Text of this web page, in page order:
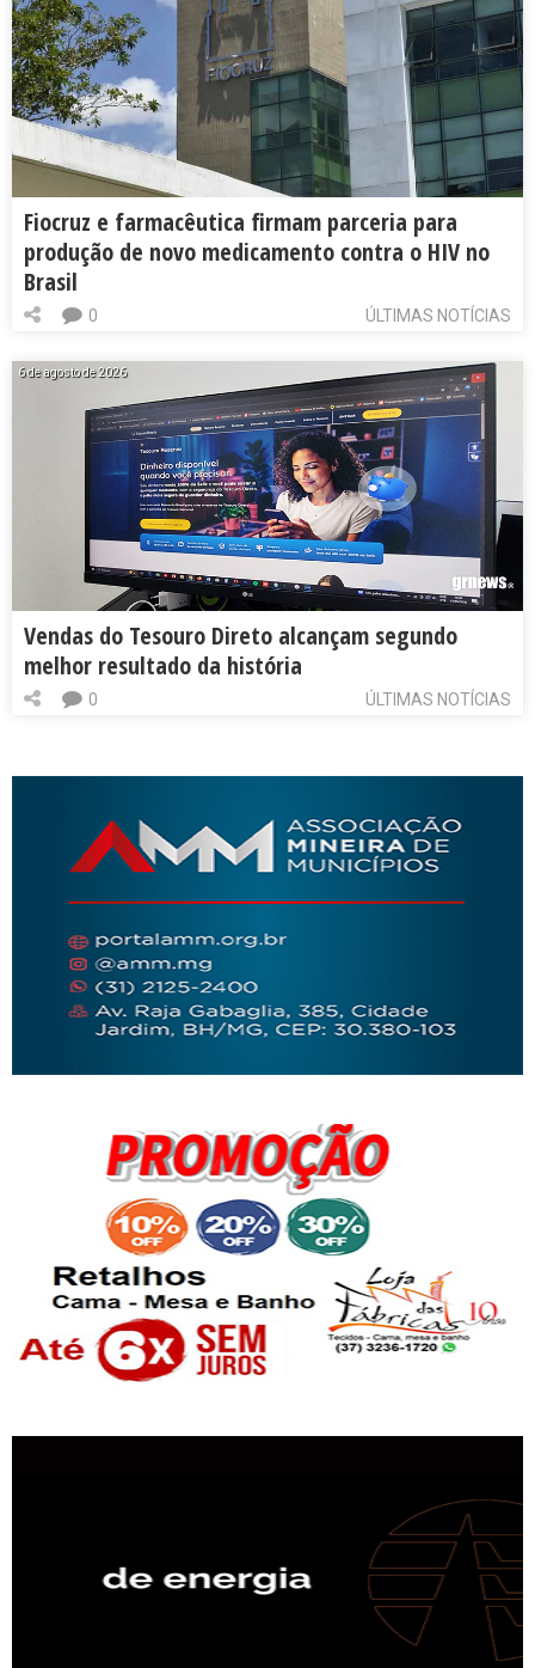
Fiocruz e farmacêutica firmam parceria para
produção de novo medicamento contra o HIV no
Brasil
ÚLTIMAS NOTÍCIAS
0
6 de agosto de 2026
Vendas do Tesouro Direto alcançam segundo
melhor resultado da história
ÚLTIMAS NOTÍCIAS
0